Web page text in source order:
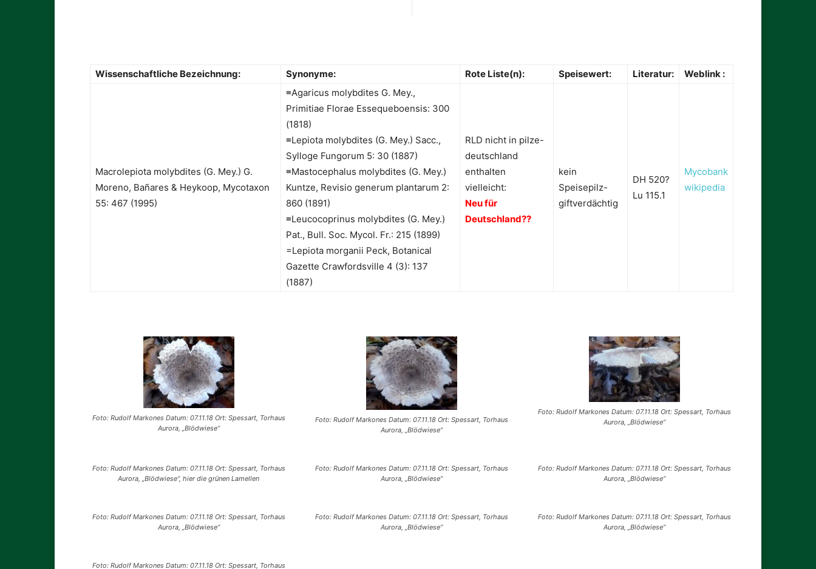
Wissenschaftliche Bezeichnung: Synonyme: Rote Liste(n): Speisewert: Literatur: Weblink :
Macrolepiota molybdites (G. Mey.) G.
Moreno, Bañares & Heykoop, Mycotaxon
55: 467 (1995)
≡Agaricus molybdites G. Mey.,
Primitiae Florae Essequeboensis: 300
(1818)
≡Lepiota molybdites (G. Mey.) Sacc.,
Sylloge Fungorum 5: 30 (1887)
≡Mastocephalus molybdites (G. Mey.)
Kuntze, Revisio generum plantarum 2:
860 (1891)
≡Leucocoprinus molybdites (G. Mey.)
Pat., Bull. Soc. Mycol. Fr.: 215 (1899)
=Lepiota morganii Peck, Botanical
Gazette Crawfordsville 4 (3): 137
(1887)
RLD nicht in pilze-
deutschland
enthalten
vielleicht:
Neu für
Deutschland??
kein
Speisepilz-
giftverdächtig
DH 520?
Lu 115.1
Mycobank
wikipedia
Foto: Rudolf Markones Datum: 07.11.18 Ort: Spessart, Torhaus
Aurora, „Blödwiese“
Foto: Rudolf Markones Datum: 07.11.18 Ort: Spessart, Torhaus
Aurora, „Blödwiese“
Foto: Rudolf Markones Datum: 07.11.18 Ort: Spessart, Torhaus
Aurora, „Blödwiese“
Foto: Rudolf Markones Datum: 07.11.18 Ort: Spessart, Torhaus
Aurora, „Blödwiese“, hier die grünen Lamellen
Foto: Rudolf Markones Datum: 07.11.18 Ort: Spessart, Torhaus
Aurora, „Blödwiese“
Foto: Rudolf Markones Datum: 07.11.18 Ort: Spessart, Torhaus
Aurora, „Blödwiese“
Foto: Rudolf Markones Datum: 07.11.18 Ort: Spessart, Torhaus
Aurora, „Blödwiese“
Foto: Rudolf Markones Datum: 07.11.18 Ort: Spessart, Torhaus
Aurora, „Blödwiese“
Foto: Rudolf Markones Datum: 07.11.18 Ort: Spessart, Torhaus
Aurora, „Blödwiese“
Foto: Rudolf Markones Datum: 07.11.18 Ort: Spessart, Torhaus